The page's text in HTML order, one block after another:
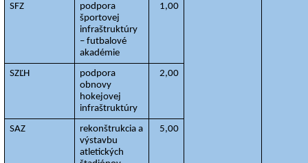
SFZ
podpora
športovej
infraštruktúry
– futbalové
akadémie
1,00
SZĽH
podpora
obnovy
hokejovej
infraštruktúry
2,00
SAZ
rekonštrukcia a
výstavbu
atletických
5,00